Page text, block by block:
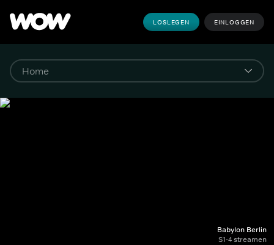
LOSLEGEN EINLOGGEN
Babylon Berlin
S1-4 streamen